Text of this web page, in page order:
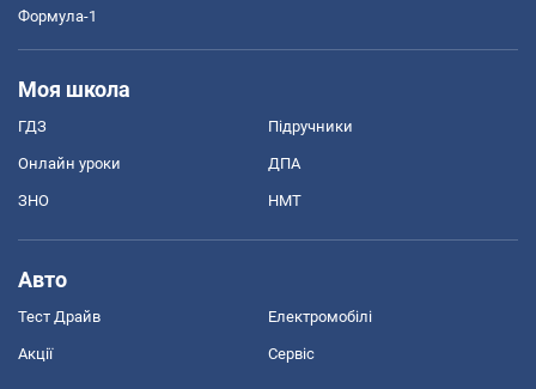
Формула-1
Моя школа
ГДЗ Підручники
Онлайн уроки ДПА
ЗНО НМТ
Авто
Тест Драйв Електромобілі
Акції Сервіс